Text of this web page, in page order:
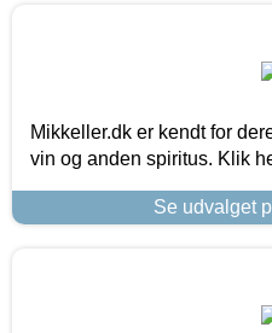
Mikkeller.dk er kendt for
vin og anden spiritus. Klik
Se udvalget